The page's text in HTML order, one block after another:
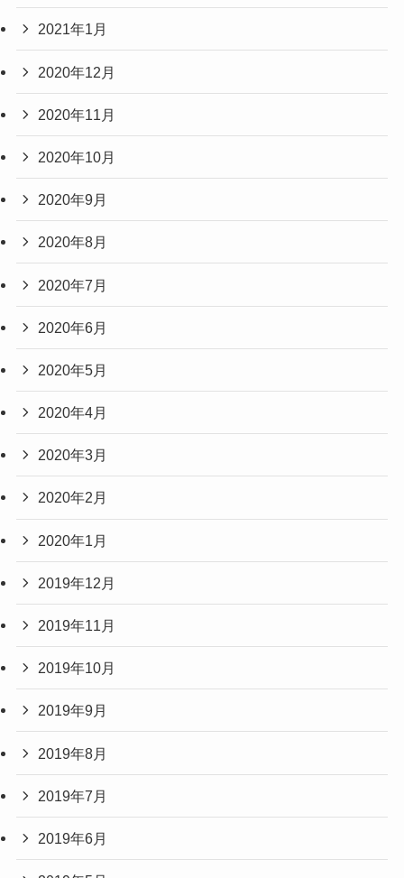
2021年1月
2020年12月
2020年11月
2020年10月
2020年9月
2020年8月
2020年7月
2020年6月
2020年5月
2020年4月
2020年3月
2020年2月
2020年1月
2019年12月
2019年11月
2019年10月
2019年9月
2019年8月
2019年7月
2019年6月